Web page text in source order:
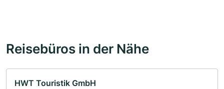
Reisebüros in der Nähe
HWT Touristik GmbH